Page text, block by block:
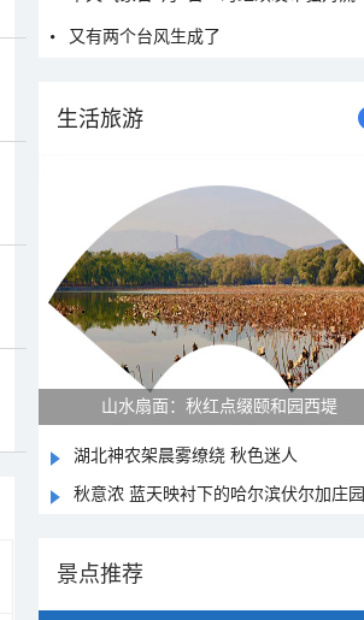
又有两个台风生成了
生活旅游
山水扇面：秋红点缀颐和园西堤
湖北神农架晨雾缭绕 秋色迷人
秋意浓 蓝天映衬下的哈尔滨伏尔加庄园
景点推荐